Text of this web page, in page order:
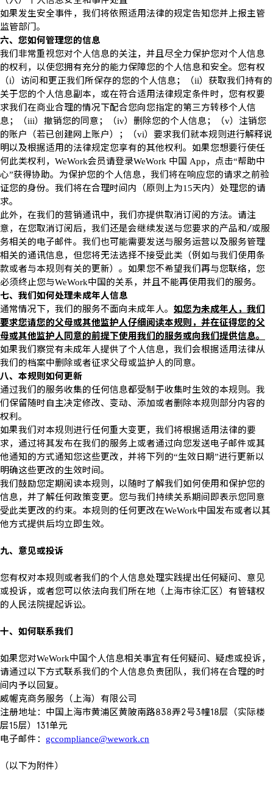
如果发生安全事件，我们将依照适用法律的规定告知您并上报主管
监管部门。
六、您如何管理您的信息
我们非常重视您对个人信息的关注，并且尽全力保护您对个人信息
的权利，以使您拥有充分的能力保障您的个人信息和安全。您有权
（i）访问和更正我们所保存的您的个人信息；（ii）获取我们持有的
关于您的个人信息副本，或在符合适用法律规定条件时，您有权要
求我们在商业合理的情况下配合您向您指定的第三方转移个人信
息；（iii）撤销您的同意；（iv）删除您的个人信息；（v）注销您
的账户（若已创建网上账户）；（vi）要求我们就本规则进行解释说
明以及根据适用的法律规定您享有的其他权利。如果您想要行使任
何此类权利， WeWork会员请登录WeWork 中国 App，点击“帮助中
心”获得协助。为保护您的个人信息，我们将在响应您的请求之前验
证您的身份。我们将在合理时间内（原则上为15天内）处理您的请
求。
此外，在我们的营销通讯中，我们亦提供取消订阅的方法。请注
意，在您取消订阅后，我们还是会继续发送与您要求的产品和/或服
务相关的电子邮件。我们也可能需要发送与服务运营以及服务管理
相关的通讯信息，但您将无法选择不接受此类（例如与我们使用条
款或者与本规则有关的更新）。如果您不希望我们再与您联络，您
必须终止您与WeWork中国的关系，并且不能再使用我们的服务。
七、我们如何处理未成年人信息
通常情况下，我们的服务不面向未成年人。 如您为未成年人，我们
要求您请您的父母或其他监护人仔细阅读本规则，并在征得您的父
母或其他监护人同意的前提下使用我们的服务或向我们提供信息。
如果我们察觉有未成年人提供了个人信息，我们会根据适用法律从
我们的档案中删除或者征求父母或监护人的同意。
八、本规则如何更新
通过我们的服务收集的任何信息都受制于收集时生效的本规则。我
们保留随时自主决定修改、变动、添加或者删除本规则部分内容的
权利。
如果我们对本规则进行任何重大变更，我们将根据适用法律的要
求，通过将其发布在我们的服务上或者通过向您发送电子邮件或其
他通知的方式通知您这些更改，并将下列的“生效日期”进行更新以
明确这些更改的生效时间。
我们鼓励您定期阅读本规则，以随时了解我们如何使用和保护您的
信息，并了解任何政策变更。您与我们持续关系期间即表示您同意
受此类更改的约束。本规则的任何更改在WeWork中国发布或者以其
他方式提供后均立即生效。
九、意见或投诉
您有权对本规则或者我们的个人信息处理实践提出任何疑问、意见
或投诉，或者您可以依法向我们所在地（上海市徐汇区）有管辖权
的人民法院提起诉讼。
十、如何联系我们
如果您对WeWork中国个人信息相关事宜有任何疑问、疑虑或投诉，
请通过以下方式联系我们的个人信息负责团队，我们将在合理的时
间内予以回复。
威幄克商务服务（上海）有限公司
注册地址：中国上海市黄浦区黄陂南路838弄2号3幢18层（实际楼
层15层） 131单元
电子邮件：
gccompliance@wework.cn
（以下为附件）